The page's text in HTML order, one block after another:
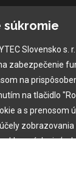
súkromie
Slovensko s.
zabezpečenie
na
na tlačidlo
a s prenosom
zobrazovania